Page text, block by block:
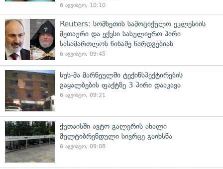
6 აგვისტო, 10:10
Reuters: სომხეთის სამოციქულო ეკლესიის
მეთაური და ექვსი სასულიერო პირი
სასამართლოს წინაშე წარდგებიან
6 აგვისტო, 09:45
სუს-მა მარნეულში ტექინსპექტირების
გაყალბების ფაქტზე 3 პირი დააკავა
6 აგვისტო, 09:21
ქუთაისში ავტო გალერის ახალი
მულტიბრენდული სივრცე გაიხსნა
6 აგვისტო, 09:08